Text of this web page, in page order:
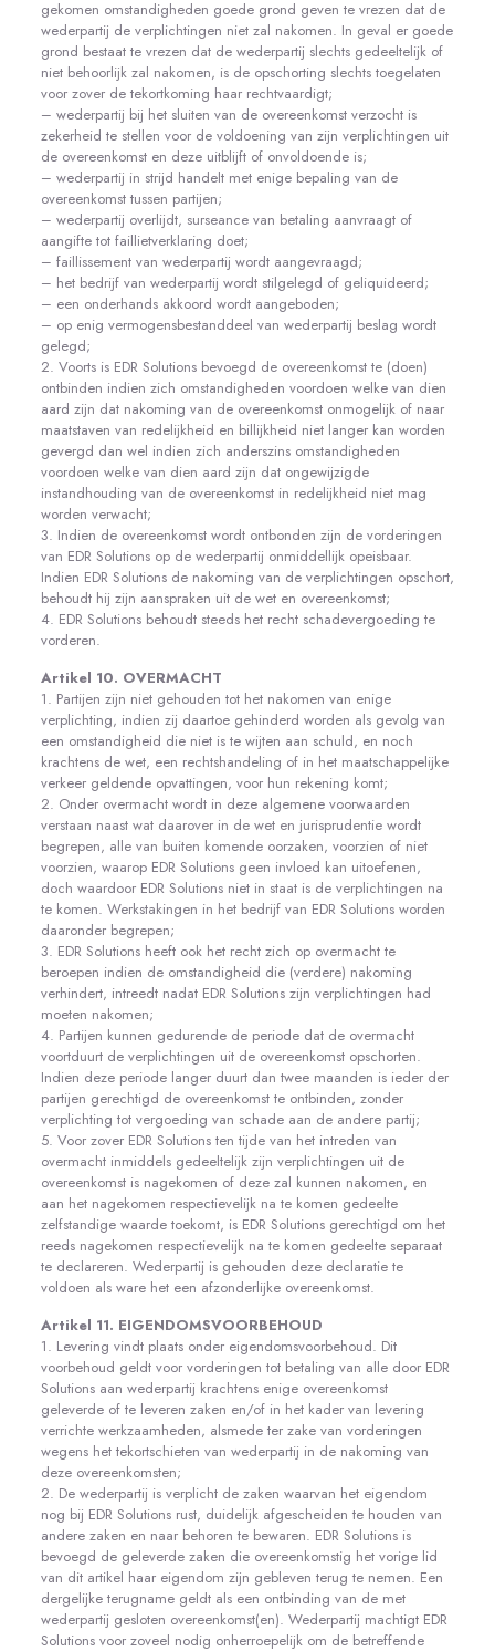
gekomen omstandigheden goede grond geven te vrezen dat de
wederpartij de verplichtingen niet zal nakomen. In geval er goede
grond bestaat te vrezen dat de wederpartij slechts gedeeltelijk of
niet behoorlijk zal nakomen, is de opschorting slechts toegelaten
voor zover de tekortkoming haar rechtvaardigt;
– wederpartij bij het sluiten van de overeenkomst verzocht is
zekerheid te stellen voor de voldoening van zijn verplichtingen uit
de overeenkomst en deze uitblijft of onvoldoende is;
– wederpartij in strijd handelt met enige bepaling van de
overeenkomst tussen partijen;
– wederpartij overlijdt, surseance van betaling aanvraagt of
aangifte tot faillietverklaring doet;
– faillissement van wederpartij wordt aangevraagd;
– het bedrijf van wederpartij wordt stilgelegd of geliquideerd;
– een onderhands akkoord wordt aangeboden;
– op enig vermogensbestanddeel van wederpartij beslag wordt
gelegd;
2. Voorts is EDR Solutions bevoegd de overeenkomst te (doen)
ontbinden indien zich omstandigheden voordoen welke van dien
aard zijn dat nakoming van de overeenkomst onmogelijk of naar
maatstaven van redelijkheid en billijkheid niet langer kan worden
gevergd dan wel indien zich anderszins omstandigheden
voordoen welke van dien aard zijn dat ongewijzigde
instandhouding van de overeenkomst in redelijkheid niet mag
worden verwacht;
3. Indien de overeenkomst wordt ontbonden zijn de vorderingen
van EDR Solutions op de wederpartij onmiddellijk opeisbaar.
Indien EDR Solutions de nakoming van de verplichtingen opschort,
behoudt hij zijn aanspraken uit de wet en overeenkomst;
4. EDR Solutions behoudt steeds het recht schadevergoeding te
vorderen.
Artikel 10. OVERMACHT
1. Partijen zijn niet gehouden tot het nakomen van enige
verplichting, indien zij daartoe gehinderd worden als gevolg van
een omstandigheid die niet is te wijten aan schuld, en noch
krachtens de wet, een rechtshandeling of in het maatschappelijke
verkeer geldende opvattingen, voor hun rekening komt;
2. Onder overmacht wordt in deze algemene voorwaarden
verstaan naast wat daarover in de wet en jurisprudentie wordt
begrepen, alle van buiten komende oorzaken, voorzien of niet
voorzien, waarop EDR Solutions geen invloed kan uitoefenen,
doch waardoor EDR Solutions niet in staat is de verplichtingen na
te komen. Werkstakingen in het bedrijf van EDR Solutions worden
daaronder begrepen;
3. EDR Solutions heeft ook het recht zich op overmacht te
beroepen indien de omstandigheid die (verdere) nakoming
verhindert, intreedt nadat EDR Solutions zijn verplichtingen had
moeten nakomen;
4. Partijen kunnen gedurende de periode dat de overmacht
voortduurt de verplichtingen uit de overeenkomst opschorten.
Indien deze periode langer duurt dan twee maanden is ieder der
partijen gerechtigd de overeenkomst te ontbinden, zonder
verplichting tot vergoeding van schade aan de andere partij;
5. Voor zover EDR Solutions ten tijde van het intreden van
overmacht inmiddels gedeeltelijk zijn verplichtingen uit de
overeenkomst is nagekomen of deze zal kunnen nakomen, en
aan het nagekomen respectievelijk na te komen gedeelte
zelfstandige waarde toekomt, is EDR Solutions gerechtigd om het
reeds nagekomen respectievelijk na te komen gedeelte separaat
te declareren. Wederpartij is gehouden deze declaratie te
voldoen als ware het een afzonderlijke overeenkomst.
Artikel 11. EIGENDOMSVOORBEHOUD
1. Levering vindt plaats onder eigendomsvoorbehoud. Dit
voorbehoud geldt voor vorderingen tot betaling van alle door EDR
Solutions aan wederpartij krachtens enige overeenkomst
geleverde of te leveren zaken en/of in het kader van levering
verrichte werkzaamheden, alsmede ter zake van vorderingen
wegens het tekortschieten van wederpartij in de nakoming van
deze overeenkomsten;
2. De wederpartij is verplicht de zaken waarvan het eigendom
nog bij EDR Solutions rust, duidelijk afgescheiden te houden van
andere zaken en naar behoren te bewaren. EDR Solutions is
bevoegd de geleverde zaken die overeenkomstig het vorige lid
van dit artikel haar eigendom zijn gebleven terug te nemen. Een
dergelijke terugname geldt als een ontbinding van de met
wederpartij gesloten overeenkomst(en). Wederpartij machtigt EDR
Solutions voor zoveel nodig onherroepelijk om de betreffende